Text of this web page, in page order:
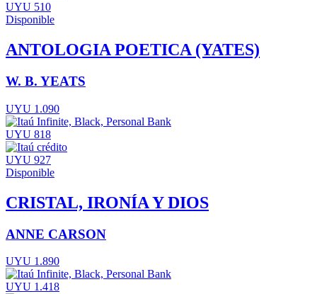
UYU 510
Disponible
ANTOLOGIA POETICA (YATES)
W. B. YEATS
UYU 1.090
UYU 818
UYU 927
Disponible
CRISTAL, IRONÍA Y DIOS
ANNE CARSON
UYU 1.890
UYU 1.418